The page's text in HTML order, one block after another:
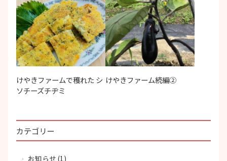
けやきファームで穫れた シ
ソチーズチヂミ
けやきファーム続編②
カテゴリー
お知らせ (1)